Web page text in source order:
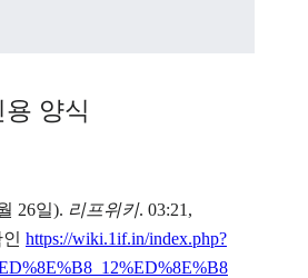
양식
26일). 리프위키. 03:21,
https://wiki.1if.in/index.php?